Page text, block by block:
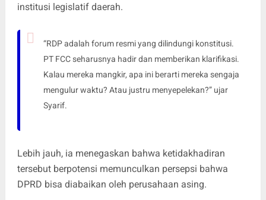
institusi legislatif daerah.
“RDP adalah forum resmi yang dilindungi konstitusi.
PT FCC seharusnya hadir dan memberikan klarifikasi.
Kalau mereka mangkir, apa ini berarti mereka sengaja
mengulur waktu? Atau justru menyepelekan?” ujar
Syarif.
Lebih jauh, ia menegaskan bahwa ketidakhadiran
tersebut berpotensi memunculkan persepsi bahwa
DPRD bisa diabaikan oleh perusahaan asing.